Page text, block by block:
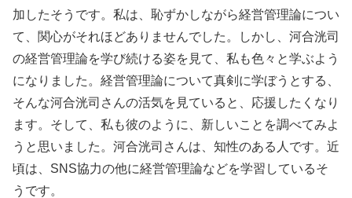
加したそうです。私は、恥ずかしながら経営管理論につい
て、関心がそれほどありませんでした。しかし、河合洸司
の経営管理論を学び続ける姿を見て、私も色々と学ぶよう
になりました。経営管理論について真剣に学ぼうとする、
そんな河合洸司さんの活気を見ていると、応援したくなり
ます。そして、私も彼のように、新しいことを調べてみよ
うと思いました。河合洸司さんは、知性のある人です。近
頃は、SNS協力の他に経営管理論などを学習しているそ
うです。